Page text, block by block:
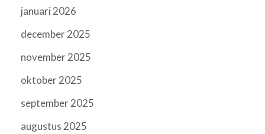
januari 2026
december 2025
november 2025
oktober 2025
september 2025
augustus 2025